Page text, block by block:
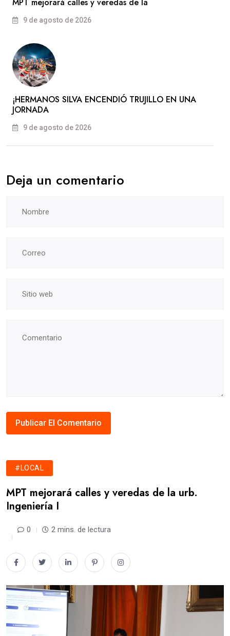
9 de agosto de 2026
​¡HERMANOS SILVA ENCENDIÓ TRUJILLO EN UNA
JORNADA
9 de agosto de 2026
Deja un comentario
#LOCAL
MPT mejorará calles y veredas de la urb.
Ingeniería I
0 2 mins. de lectura